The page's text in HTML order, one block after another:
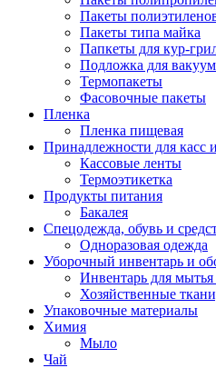
Пакеты
Пакеты типа майка
Папкеты для кур-
Подложка для
Термопакеты
Фасовочные пакеты
Пленка
Пленка пищевая
Принадлежности для касс
Кассовые ленты
Термоэтикетка
Продукты питания
Бакалея
Спецодежда, обувь и
Одноразовая одежда
Уборочный инвентарь и
Инвентарь для мытья
Хозяйственные
Упаковочные материалы
Химия
Мыло
Чай